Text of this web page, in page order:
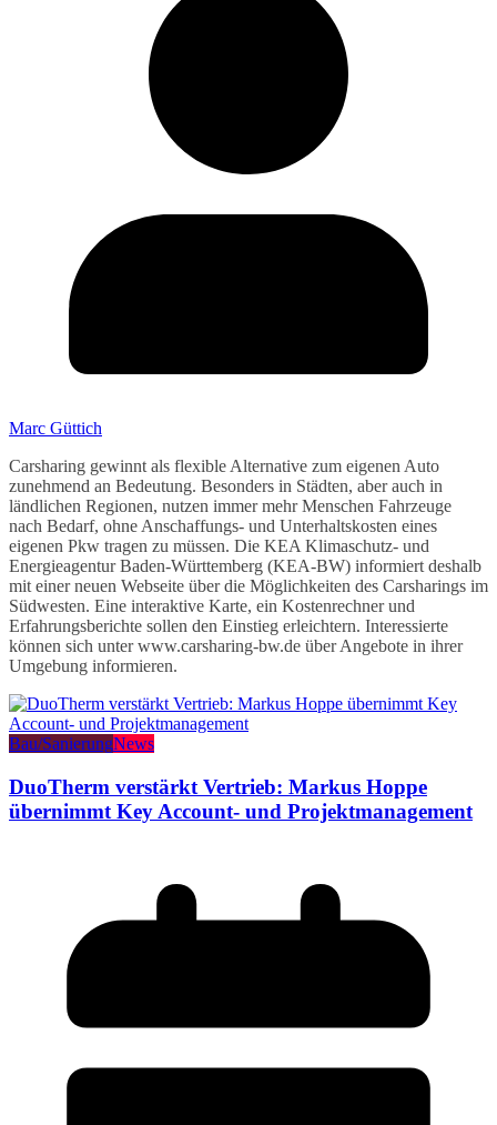
Marc Güttich
Carsharing gewinnt als flexible Alternative zum eigenen Auto
zunehmend an Bedeutung. Besonders in Städten, aber auch in
ländlichen Regionen, nutzen immer mehr Menschen Fahrzeuge
nach Bedarf, ohne Anschaffungs- und Unterhaltskosten eines
eigenen Pkw tragen zu müssen. Die KEA Klimaschutz- und
Energieagentur Baden-Württemberg (KEA-BW) informiert deshalb
mit einer neuen Webseite über die Möglichkeiten des Carsharings im
Südwesten. Eine interaktive Karte, ein Kostenrechner und
Erfahrungsberichte sollen den Einstieg erleichtern. Interessierte
können sich unter www.carsharing-bw.de über Angebote in ihrer
Umgebung informieren.
Bau/SanierungNews
DuoTherm verstärkt Vertrieb: Markus Hoppe
übernimmt Key Account- und Projektmanagement